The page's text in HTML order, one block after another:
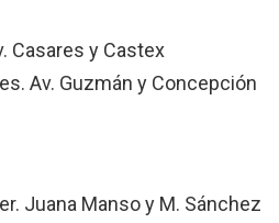
Casares y Castex
Av. Guzmán y Concepción
Juana Manso y M. Sánchez